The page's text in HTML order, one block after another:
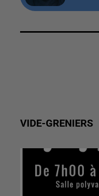
VIDE-GRENIERS